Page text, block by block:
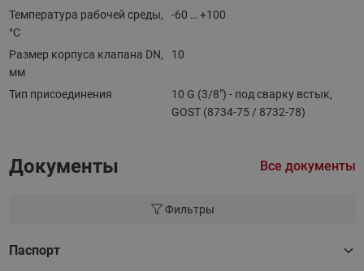
Температура рабочей среды,
°С
-60 … +100
Размер корпуса клапана DN,
мм
10
Тип присоединения
10 G (3/8") - под сварку встык,
GOST (8734-75 / 8732-78)
Документы Все документы
Фильтры
Паспорт